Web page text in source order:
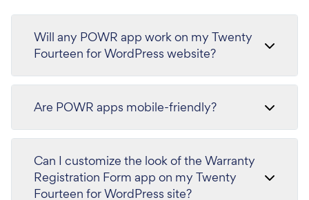
Will any POWR app work on my Twenty
Fourteen for WordPress website?
Are POWR apps mobile-friendly?
Can I customize the look of the Warranty
Registration Form app on my Twenty
Fourteen for WordPress site?